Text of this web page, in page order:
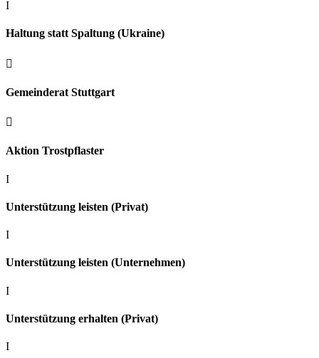
I
Haltung statt Spaltung (Ukraine)

Gemeinderat Stuttgart

Aktion Trostpflaster
I
Unterstützung leisten (Privat)
I
Unterstützung leisten (Unternehmen)
I
Unterstützung erhalten (Privat)
I